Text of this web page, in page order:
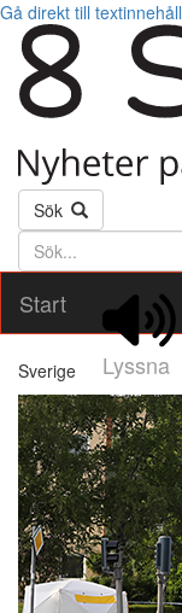
Gå direkt till textinnehåll
Sök
Söktext
Start
Lyssna
Sverige